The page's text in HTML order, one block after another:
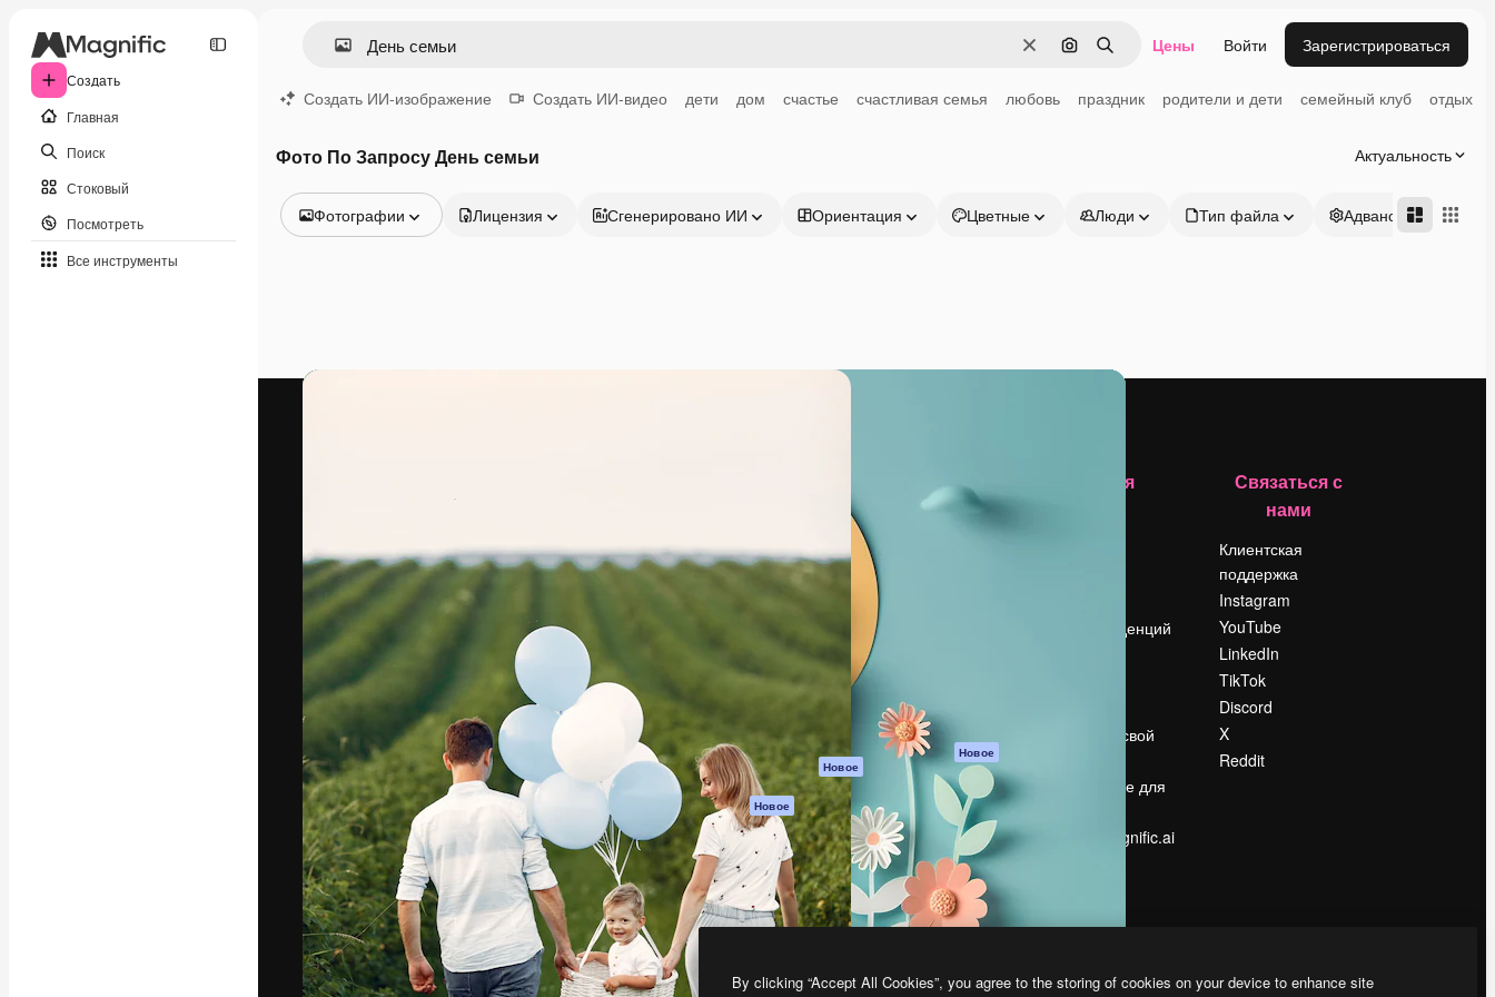
Создать
Главная
Поиск
Стоковый
Посмотреть
Все инструменты
ОчиститьПоиск по изображению
Поиск Цены Войти Зарегистрироваться
Создать ИИ-изображение Создать ИИ-видео дети дом счастье счастливая семья любовь праздник родители и дети семейный клуб отдых
Фото По Запросу День семьи Актуальность
Фотографии
Видео
Лицензия Сгенерировано ИИ Ориентация Цветные Люди Тип файла Адвансд
подписчиков среди креаторов,
предприятий, агентств и студий.
Pусский
ИИ-помощник
Генератор
изображений ИИ
Генератор видео
ИИ
Генератор голоса
на основе ИИ
Стоковый контент
MCP для
Claude/ChatGPT
Новое
Агенты Новое
API
Мобильное
приложение
Все инструменты
Magnific
Документация по
Пакету ИИ
Служба
поддержки
Условия и
Политика
конфиденциальности
Оригиналы
Новое
Политика файлов
cookie
Центр доверия
Партнеры
Предприятие
Компания
Поиск тенденций
Продайте свой
Помещение для
Ищете magnific.ai
Связаться с
нами
Клиентская
поддержка
Instagram
YouTube
LinkedIn
TikTok
Discord
X
Reddit
By clicking “Accept All Cookies”, you agree to the storing of cookies on your device to enhance site